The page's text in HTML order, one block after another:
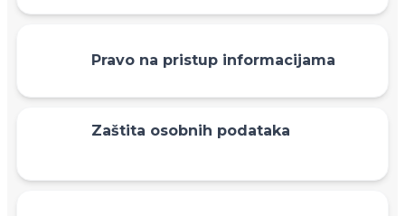
Pravo na pristup informacijama
Zaštita osobnih podataka